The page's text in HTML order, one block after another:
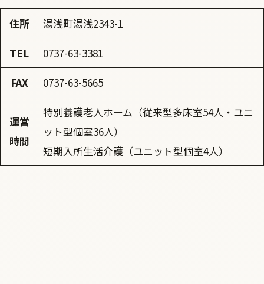
住所
湯浅町湯浅2343-1
TEL
0737-63-3381
FAX
0737-63-5665
運営
時間
特別養護老人ホーム（従来型多床室54人・ユニ
ット型個室36人）
短期入所生活介護（ユニット型個室4人）